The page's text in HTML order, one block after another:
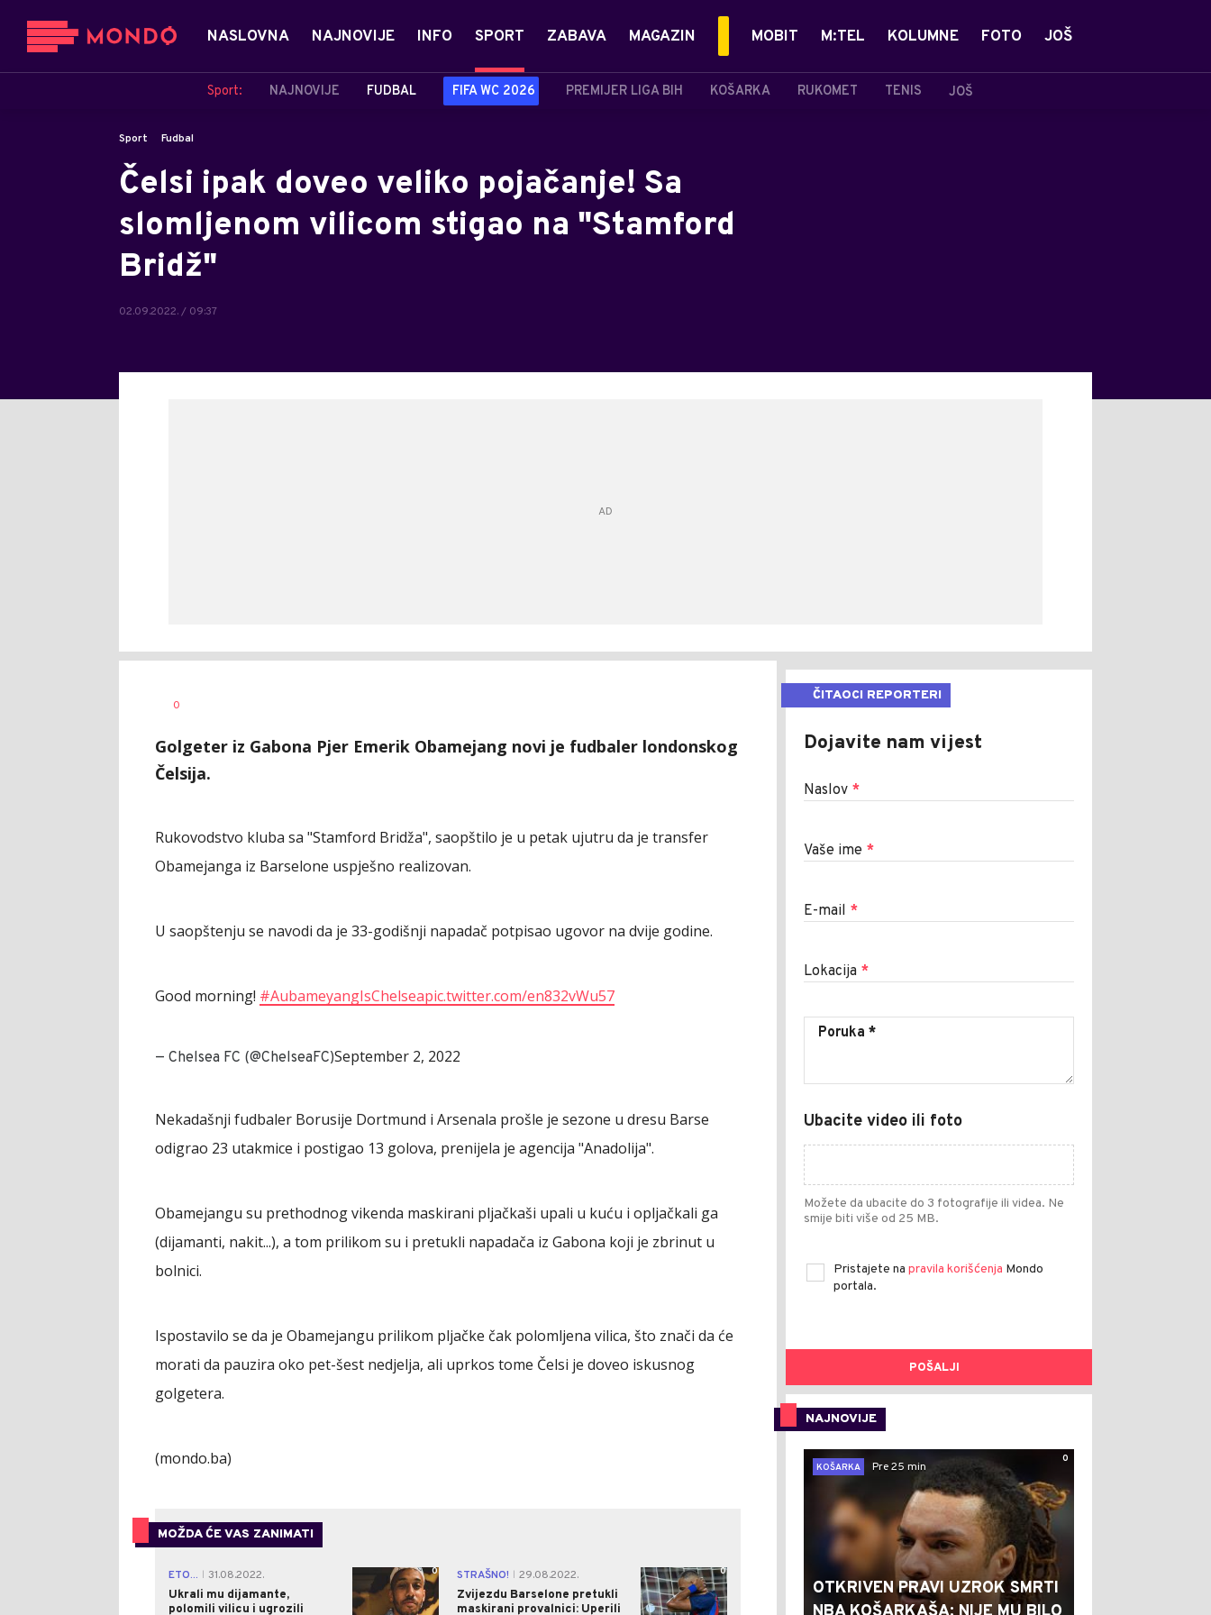
NASLOVNA NAJNOVIJE INFO SPORT
Sport: NAJNOVIJE FUDBAL FIFA WC 2026 PREMIJER LIGA BIH KOŠARKA RUKOMET TENIS JOŠ
ZABAVA MAGAZIN MOBIT M:TEL KOLUMNE FOTO JOŠ
Sport Fudbal
Čelsi ipak doveo veliko pojačanje! Sa
slomljenom vilicom stigao na "Stamford
Bridž"
02.09.2022. / 09:37
AUTOR
0
Golgeter iz Gabona Pjer Emerik Obamejang novi je fudbaler londonskog
Čelsija.
Rukovodstvo kluba sa "Stamford Bridža", saopštilo je u petak ujutru da je transfer
Obamejanga iz Barselone uspješno realizovan.
U saopštenju se navodi da je 33-godišnji napadač potpisao ugovor na dvije godine.
Good morning! #AubameyangIsChelseapic.twitter.com/en832vWu57
— Chelsea FC (@ChelseaFC)September 2, 2022
Nekadašnji fudbaler Borusije Dortmund i Arsenala prošle je sezone u dresu Barse
odigrao 23 utakmice i postigao 13 golova, prenijela je agencija "Anadolija".
Obamejangu su prethodnog vikenda maskirani pljačkaši upali u kuću i opljačkali ga
(dijamanti, nakit...), a tom prilikom su i pretukli napadača iz Gabona koji je zbrinut u
bolnici.
Ispostavilo se da je Obamejangu prilikom pljačke čak polomljena vilica, što znači da će
morati da pauzira oko pet-šest nedjelja, ali uprkos tome Čelsi je doveo iskusnog
golgetera.
(mondo.ba)
MOŽDA ĆE VAS ZANIMATI
ETO...
31.08.2022.
Ukrali mu dijamante,
polomili vilicu i ugrozili
0 STRAŠNO!
29.08.2022.
Zvijezdu Barselone pretukli
maskirani provalnici: Uperili
0
ČITAOCI REPORTERI
Dojavite nam vijest
Naslov *
Vaše ime *
E-mail *
Lokacija *
Ubacite video ili foto
Možete da ubacite do 3 fotografije ili videa. Ne
smije biti više od 25 MB.
Pristajete na pravila korišćenja Mondo
portala.
POŠALJI
NAJNOVIJE
0
KOŠARKA
Pre 25 min
OTKRIVEN PRAVI UZROK SMRTI